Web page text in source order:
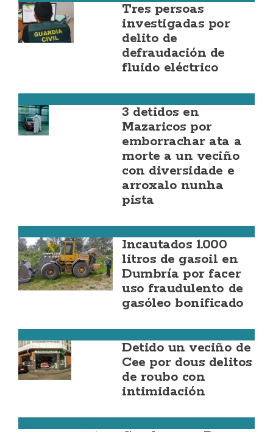
Tres persoas
investigadas por
delito de
defraudación de
fluido eléctrico
3 detidos en
Mazaricos por
emborrachar ata a
morte a un veciño
con diversidade e
arroxalo nunha
pista
Incautados 1.000
litros de gasoil en
Dumbría por facer
uso fraudulento de
gasóleo bonificado
Detido un veciño de
Cee por dous delitos
de roubo con
intimidación